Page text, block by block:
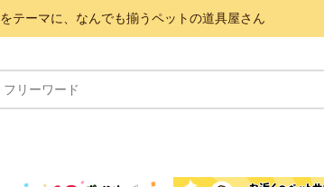
テーマに、なんでも揃うペットの道具屋さん